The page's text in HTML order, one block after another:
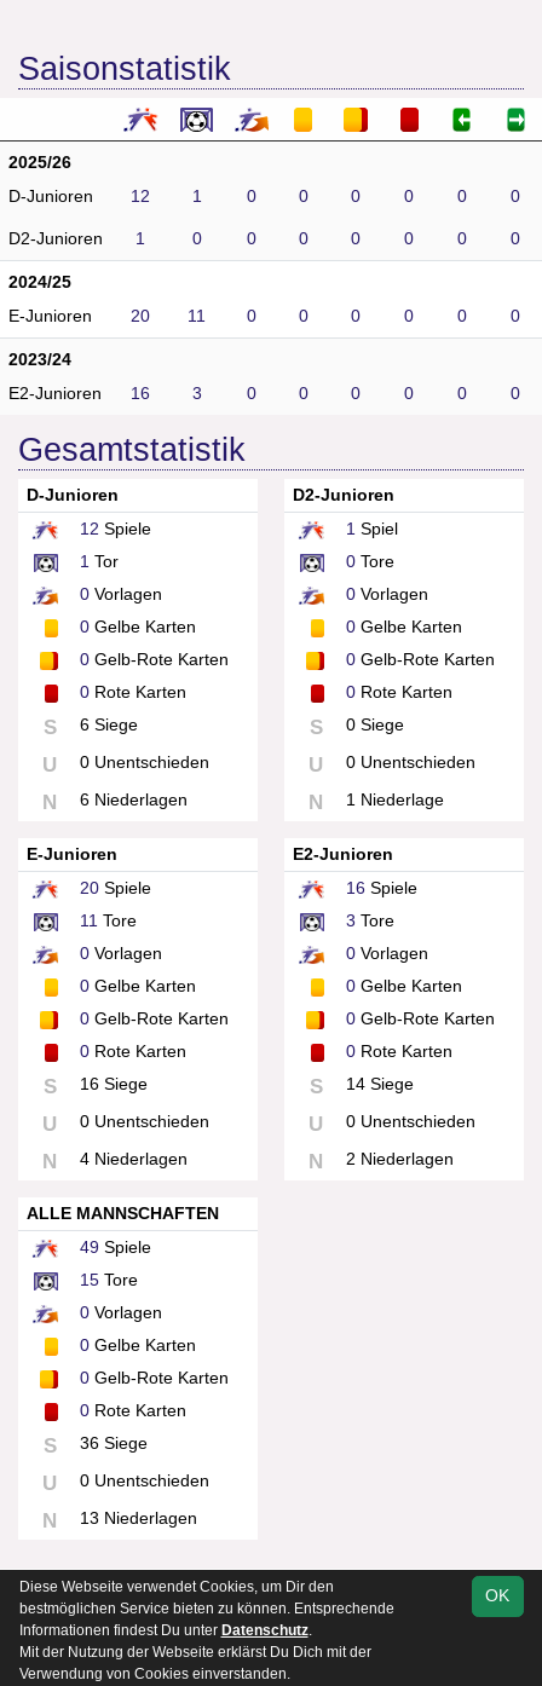
Saisonstatistik
2025/26
D-Junioren
12 1 0 0 0 0 0 0
D2-Junioren 1 0 0 0 0 0 0 0
2024/25
E-Junioren
20 11 0 0 0 0 0 0
2023/24
E2-Junioren
16 3 0 0 0 0 0 0
Gesamtstatistik
D-Junioren
12 Spiele
1 Tor
0 Vorlagen
0 Gelbe Karten
0 Gelb-Rote Karten
0 Rote Karten
S 6 Siege
U 0 Unentschieden
N 6 Niederlagen
D2-Junioren
1 Spiel
0Tore
0Vorlagen
0Gelbe Karten
0Gelb-Rote Karten
0Rote Karten
S 0 Siege
U 0 Unentschieden
N 1 Niederlage
E-Junioren
20 Spiele
11 Tore
0 Vorlagen
0 Gelbe Karten
0 Gelb-Rote Karten
0 Rote Karten
S 16 Siege
U 0 Unentschieden
N 4 Niederlagen
E2-Junioren
16Spiele
3 Tore
0Vorlagen
0Gelbe Karten
0Gelb-Rote Karten
0Rote Karten
S 14 Siege
U 0 Unentschieden
N 2 Niederlagen
ALLE MANNSCHAFTEN
49 Spiele
15 Tore
0 Vorlagen
0 Gelbe Karten
0 Gelb-Rote Karten
0 Rote Karten
S 36 Siege
U 0 Unentschieden
N 13 Niederlagen
soccero.de
© 2006 - 2026
Kontakt Impressum Datenschutz
OK
Diese Webseite verwendet Cookies, um Dir den
bestmöglichen Service bieten zu können. Entsprechende
Informationen findest Du unter Datenschutz.
Mit der Nutzung der Webseite erklärst Du Dich mit der
Verwendung von Cookies einverstanden.